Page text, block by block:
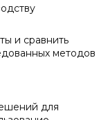
и сравнить
методов
для